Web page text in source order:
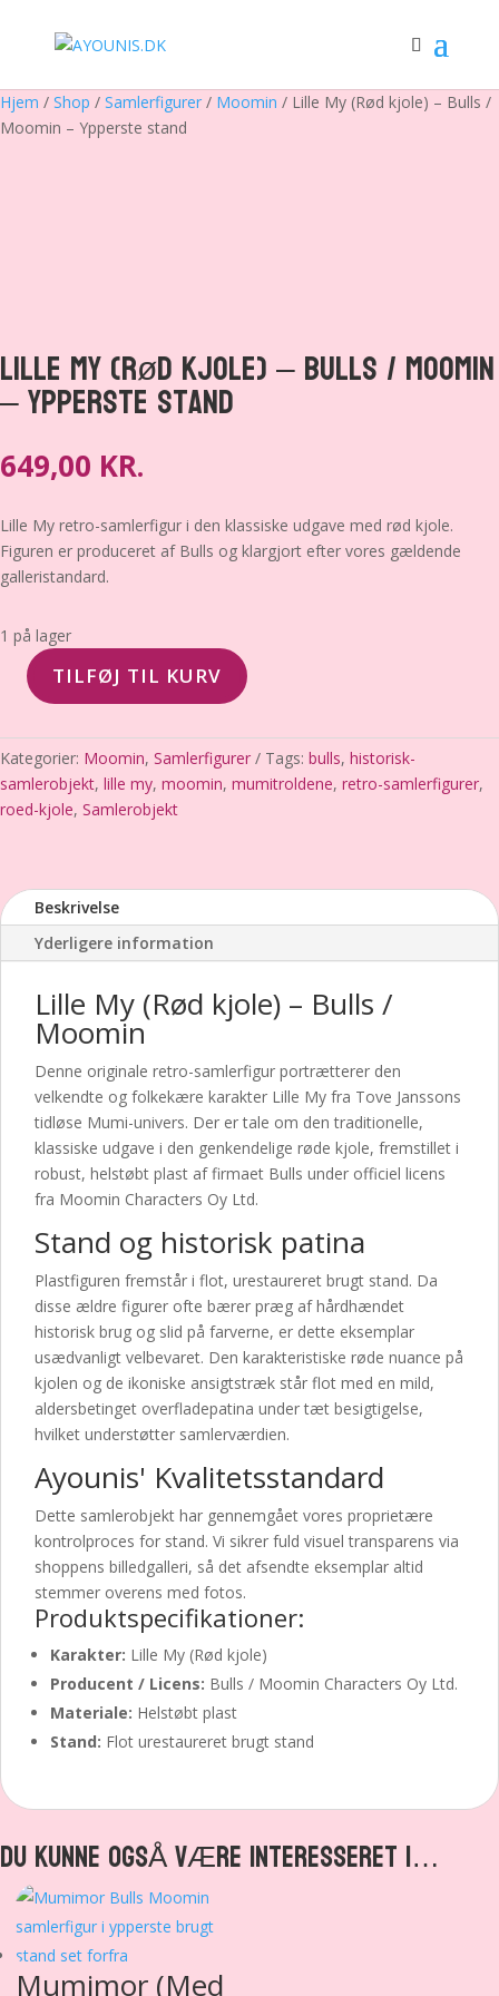
Hjem / Shop / Samlerfigurer / Moomin / Lille My (Rød kjole) – Bulls /
Moomin – Ypperste stand
Lille My (Rød kjole) – Bulls / Moomin
– Ypperste stand
649,00 KR.
Lille My retro-samlerfigur i den klassiske udgave med rød kjole.
Figuren er produceret af Bulls og klargjort efter vores gældende
galleristandard.
1 på lager
(Rød
kjole)
–
Bulls
Ypperste
stand
TILFØJ TIL KURV
Kategorier: Moomin, Samlerfigurer Tags: bulls, historisk-
samlerobjekt, lille my, moomin, mumitroldene, retro-samlerfigurer,
roed-kjole, Samlerobjekt
Beskrivelse
Yderligere information
Lille My (Rød kjole) – Bulls /
Moomin
Denne originale retro-samlerfigur portrætterer den
velkendte og folkekære karakter Lille My fra Tove Janssons
tidløse Mumi-univers. Der er tale om den traditionelle,
klassiske udgave i den genkendelige røde kjole, fremstillet i
robust, helstøbt plast af firmaet Bulls under officiel licens
fra Moomin Characters Oy Ltd.
Stand og historisk patina
Plastfiguren fremstår i flot, urestaureret brugt stand. Da
disse ældre figurer ofte bærer præg af hårdhændet
historisk brug og slid på farverne, er dette eksemplar
usædvanligt velbevaret. Den karakteristiske røde nuance på
kjolen og de ikoniske ansigtstræk står flot med en mild,
aldersbetinget overfladepatina under tæt besigtigelse,
hvilket understøtter samlerværdien.
Ayounis' Kvalitetsstandard
Dette samlerobjekt har gennemgået vores proprietære
kontrolproces for stand. Vi sikrer fuld visuel transparens via
shoppens billedgalleri, så det afsendte eksemplar altid
stemmer overens med fotos.
Produktspecifikationer:
Karakter: Lille My (Rød kjole)
Producent / Licens: Bulls / Moomin Characters Oy Ltd.
Materiale: Helstøbt plast
Stand: Flot urestaureret brugt stand
DU KUNNE OGSÅ VÆRE INTERESSERET I…
Mumimor (Med